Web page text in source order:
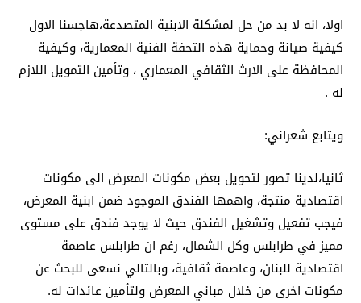
اولا، انه لا بد من حل لمشكلة الابنية المتصدعة،هاجسنا الاول
كيفية صيانة وحماية هذه التحفة الفنية المعمارية، وكيفية
المحافظة على الارث الثقافي المعماري ، وتأمين التمويل اللازم
له .
ويتابع شعراني:
ثانيا،لدينا تصور لتحويل بعض مكونات المعرض الى مكونات
اقتصادية منتجة، واهمها الفندق الموجود ضمن ابنية المعرض،
فيجب تفعيل وتشغيل الفندق حيث لا يوجد فندق على مستوى
مميز في طرابلس وكل الشمال، رغم ان طرابلس عاصمة
اقتصادية للبنان، وعاصمة ثقافية، وبالتالي نسعى للبحث عن
مكونات اخرى من خلال مباني المعرض ولتأمين عائدات له.